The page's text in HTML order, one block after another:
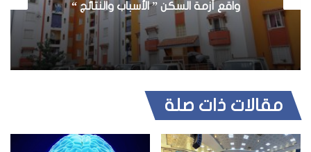
واقع أزمة السكن ” الأسباب والنتائج “
مقالات ذات صلة